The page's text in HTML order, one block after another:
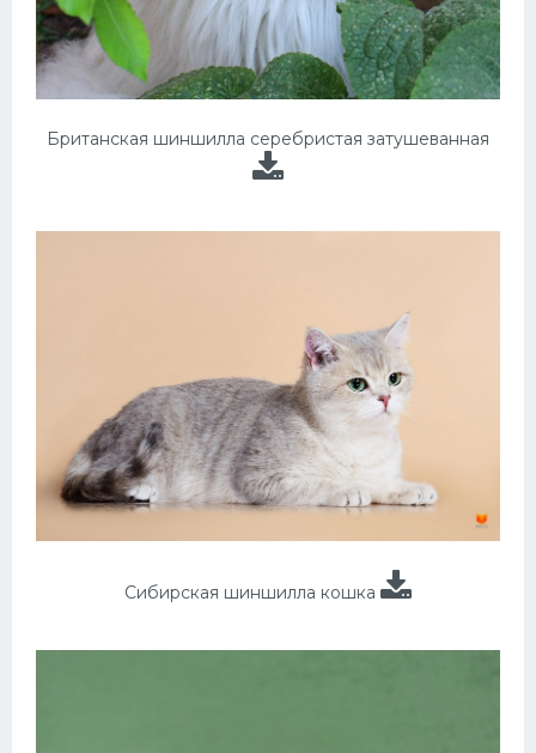
Британская шиншилла серебристая затушеванная
Сибирская шиншилла кошка